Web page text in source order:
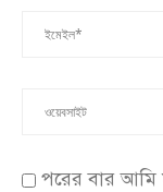
পরের বার আমি